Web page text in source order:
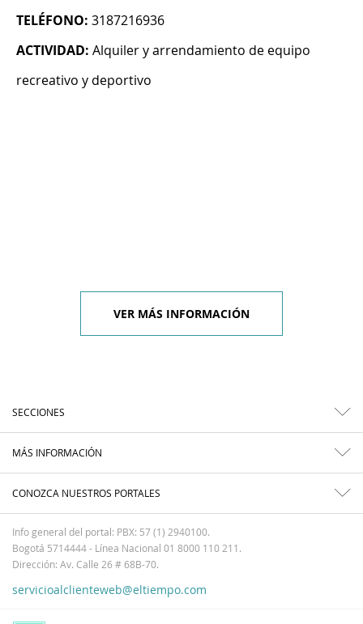
TELÉFONO: 3187216936
ACTIVIDAD: Alquiler y arrendamiento de equipo
recreativo y deportivo
VER MÁS INFORMACIÓN
SECCIONES
MÁS INFORMACIÓN
CONOZCA NUESTROS PORTALES
Info general del portal: PBX: 57 (1) 2940100.
Bogotá 5714444 - Línea Nacional 01 8000 110 211.
Dirección: Av. Calle 26 # 68B-70.
servicioalclienteweb@eltiempo.com